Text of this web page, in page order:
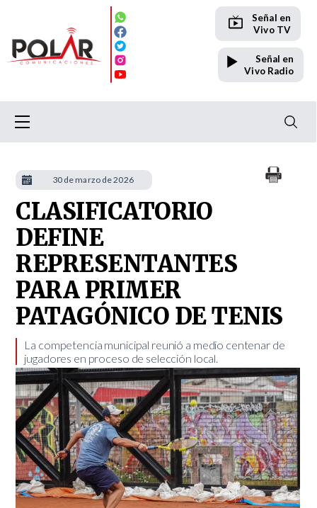
Señal en
Vivo TV
Señal en
Vivo Radio
CLASIFICATORIO
DEFINE
REPRESENTANTES
PARA PRIMER
PATAGÓNICO DE TENIS
La competencia municipal reunió a medio centenar de
jugadores en proceso de selección local.
30 de marzo de 2026